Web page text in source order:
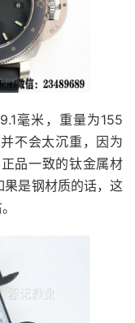
毫米，重量为155
不会太沉重，因为
品一致的钛金属材
果是钢材质的话，这